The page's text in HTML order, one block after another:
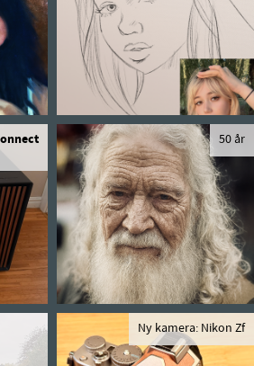
50 år
Ny kamera: Nikon Zf